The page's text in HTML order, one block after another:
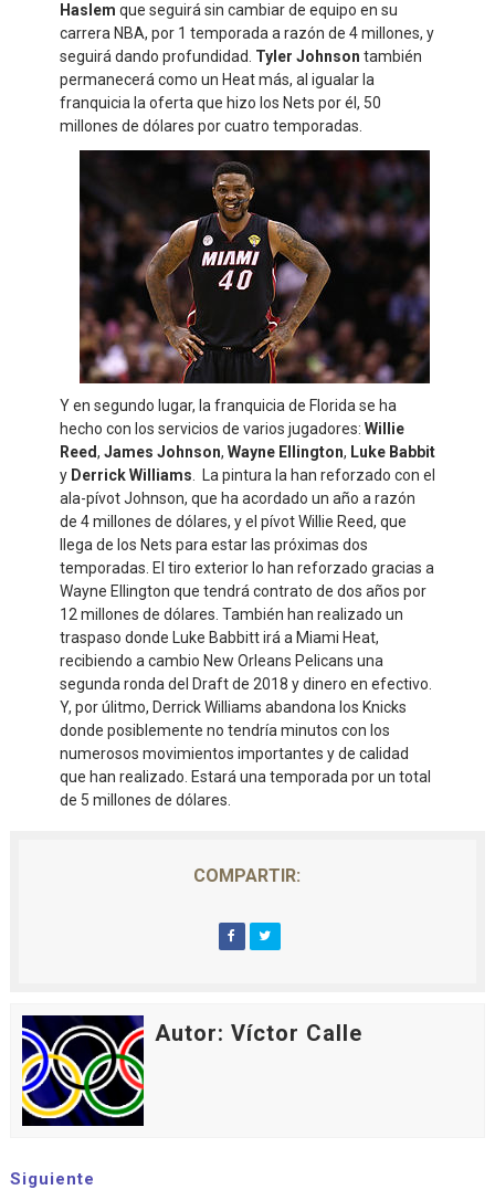
Haslem que seguirá sin cambiar de equipo en su
carrera NBA, por 1 temporada a razón de 4 millones, y
seguirá dando profundidad. Tyler Johnson también
permanecerá como un Heat más, al igualar la
franquicia la oferta que hizo los Nets por él, 50
millones de dólares por cuatro temporadas.
Y en segundo lugar, la franquicia de Florida se ha
hecho con los servicios de varios jugadores: Willie
Reed, James Johnson, Wayne Ellington, Luke Babbit
y Derrick Williams . La pintura la han reforzado con el
ala-pívot Johnson, que ha acordado un año a razón
de 4 millones de dólares, y el pívot Willie Reed, que
llega de los Nets para estar las próximas dos
temporadas. El tiro exterior lo han reforzado gracias a
Wayne Ellington que tendrá contrato de dos años por
12 millones de dólares. También han realizado un
traspaso donde Luke Babbitt irá a Miami Heat,
recibiendo a cambio New Orleans Pelicans una
segunda ronda del Draft de 2018 y dinero en efectivo.
Y, por úlitmo, Derrick Williams abandona los Knicks
donde posiblemente no tendría minutos con los
numerosos movimientos importantes y de calidad
que han realizado. Estará una temporada por un total
de 5 millones de dólares.
COMPARTIR:
Autor: Víctor Calle
Siguiente